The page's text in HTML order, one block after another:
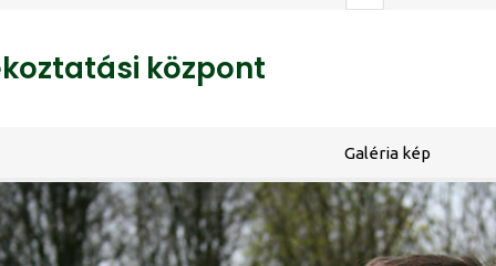
központ
Galéria kép